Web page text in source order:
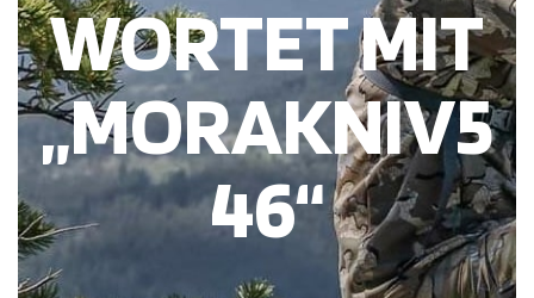
WORTET MIT
„MORAKNIV5
46“